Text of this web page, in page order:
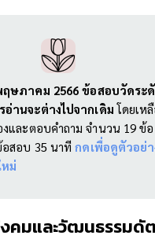
ฤษภาคม 2566 ข้อสอบวัดระ
อ่านจะต่างไปจากเดิมโดยเห
งและตอบคำถาม จำนวน 19 ข้
อสอบ 35 นาทีกดเพื่อดูตัวอย่
ม่
คมและวัฒนธรรมดั